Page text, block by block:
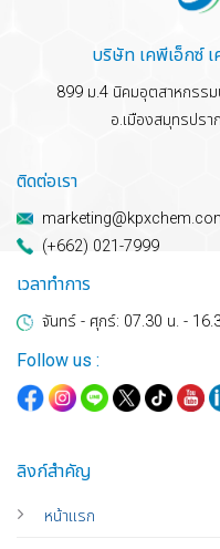
บริษัท เคพีเอ็กซ์
899 ม.4 นิคมอุตสาหกรร
อ.เมืองสมุทรปร
ลิงก์สำคัญ
หน้าแรก
ติดต่อเรา
(+662) 021-7999
เวลาทำการ
จันทร์ - ศุกร์: 07.30 น. -
Follow us :